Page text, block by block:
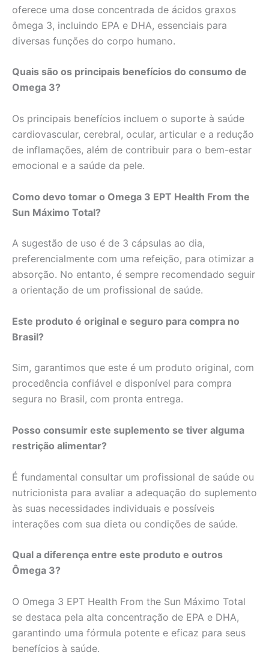
oferece uma dose concentrada de ácidos graxos
ômega 3, incluindo EPA e DHA, essenciais para
diversas funções do corpo humano.
Quais são os principais benefícios do consumo de
Omega 3?
Os principais benefícios incluem o suporte à saúde
cardiovascular, cerebral, ocular, articular e a redução
de inflamações, além de contribuir para o bem-estar
emocional e a saúde da pele.
Como devo tomar o Omega 3 EPT Health From the
Sun Máximo Total?
A sugestão de uso é de 3 cápsulas ao dia,
preferencialmente com uma refeição, para otimizar a
absorção. No entanto, é sempre recomendado seguir
a orientação de um profissional de saúde.
Este produto é original e seguro para compra no
Brasil?
Sim, garantimos que este é um produto original, com
procedência confiável e disponível para compra
segura no Brasil, com pronta entrega.
Posso consumir este suplemento se tiver alguma
restrição alimentar?
É fundamental consultar um profissional de saúde ou
nutricionista para avaliar a adequação do suplemento
às suas necessidades individuais e possíveis
interações com sua dieta ou condições de saúde.
Qual a diferença entre este produto e outros
Ômega 3?
O Omega 3 EPT Health From the Sun Máximo Total
se destaca pela alta concentração de EPA e DHA,
garantindo uma fórmula potente e eficaz para seus
benefícios à saúde.